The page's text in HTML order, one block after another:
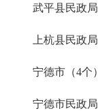
武平县民政局
上杭县民政局
宁德市（4个）
宁德市民政局